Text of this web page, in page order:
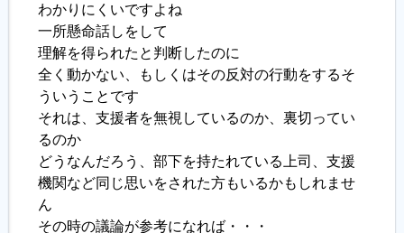
わかりにくいですよね
一所懸命話しをして
理解を得られたと判断したのに
全く動かない、もしくはその反対の行動をするそ
ういうことです
それは、支援者を無視しているのか、裏切ってい
るのか
どうなんだろう、部下を持たれている上司、支援
機関など同じ思いをされた方もいるかもしれませ
ん
その時の議論が参考になれば・・・